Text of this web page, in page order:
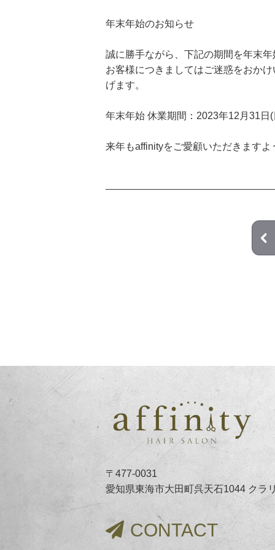
年末年始のお知らせ
誠に勝手ながら、下記の期間を年末
お客様につきましてはご迷惑をおか
げます。
年末年始 休業期間：2023年12月31日
来年もaffinityをご愛顧いただきます
〒477-0031
愛知県東海市大田町呉天石1044 クラ
CONTACT